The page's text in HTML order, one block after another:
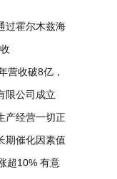
过霍尔木兹海
营收破8亿，
限公司成立
产经营一切正
期催化因素值
超10% 有意